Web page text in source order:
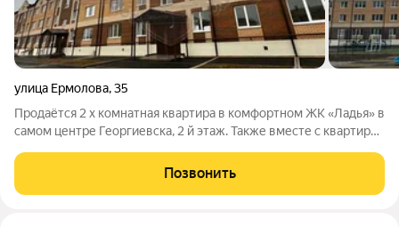
улица Ермолова,35
Продаётся 2 х комнатная квартира в комфортном ЖК «Ладья» в
самом центре Георгиевска, 2 й этаж. Также вместе с квартирой
крупногабаритных вещей (входит в стоимость). Район с
хорошо развитой инфраструктурой,
Позвонить